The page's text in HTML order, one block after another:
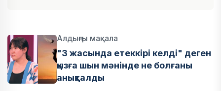
Алдыңғы мақала
"3 жасында етеккірі келді" деген
қызға шын мәнінде не болғаны
анықталды